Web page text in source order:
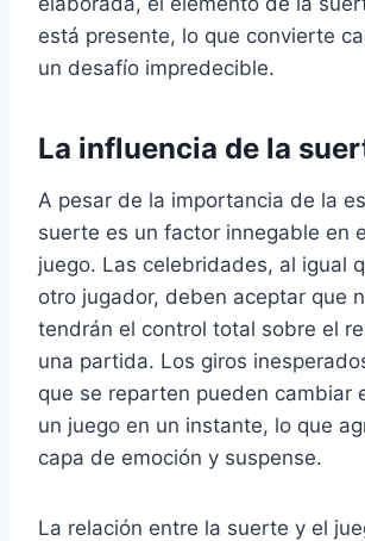
está presente, lo que convierte
un desafío impredecible.
La influencia de la
A pesar de la importancia de la
suerte es un factor innegable en
juego. Las celebridades, al igual
otro jugador, deben aceptar que
tendrán el control total sobre el
una partida. Los giros
que se reparten pueden cambiar
un juego en un instante, lo que
capa de emoción y suspense.
La relación entre la suerte y el